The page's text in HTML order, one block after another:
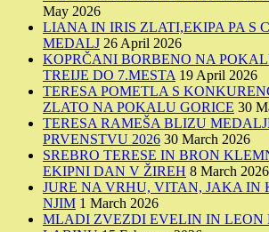
May 2026
LIANA IN IRIS ZLATI,EKIPA PA S
MEDALJ 26 April 2026
KOPRČANI BORBENO NA
TREIJE DO 7.MESTA 19 April 2026
TERESA POMETLA S
ZLATO NA POKALU GORICE 30
TERESA RAMEŠA BLIZU
PRVENSTVU 2026 30 March 2026
SREBRO TERESE IN BRON
EKIPNI DAN V ŽIREH 8 March 2026
JURE NA VRHU, VITAN, JAKA IN
NJIM 1 March 2026
MLADI ZVEZDI EVELIN IN LEON